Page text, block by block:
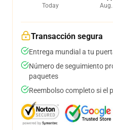
Today
Transacción segura
Entrega mundial a tu
Número de seguimiento
paquetes
Reembolso completo si el